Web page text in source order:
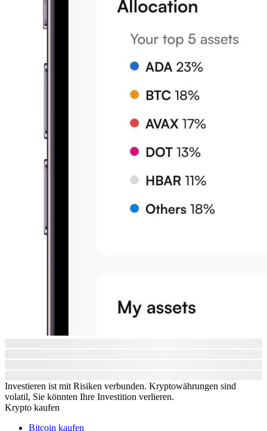
Investieren ist mit Risiken verbunden. Kryptowährungen sind
volatil, Sie könnten Ihre Investition verlieren.
Krypto kaufen
Bitcoin kaufen